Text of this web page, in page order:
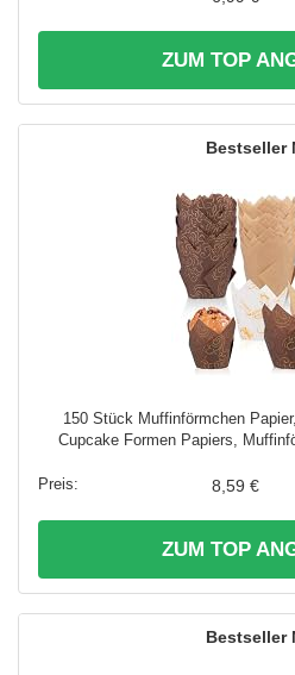
ZUM TOP
150 Stück Muffinförmchen
Cupcake Formen Papiers,
8,59 €
ZUM TOP